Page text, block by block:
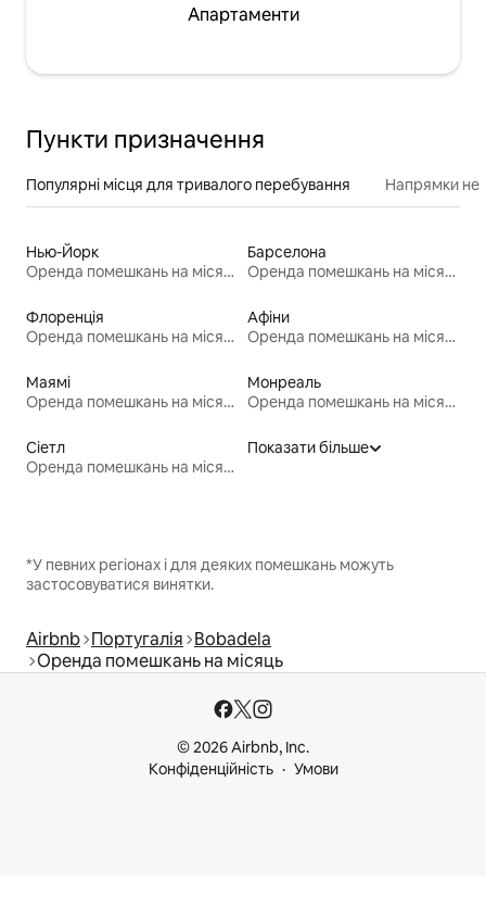
Апартаменти
Пункти призначення
Популярні місця для тривалого перебування Напрямки
Нью-Йорк
Оренда помешкань на місяць
Барселона
Оренда помешкань на місяць
Флоренція
Оренда помешкань на місяць
Афіни
Оренда помешкань на місяць
Маямі
Оренда помешкань на місяць
Монреаль
Оренда помешкань на місяць
Сіетл
Оренда помешкань на місяць
Показати більше
*У певних регіонах і для деяких помешкань можуть
застосовуватися винятки.
Airbnb Португалія Bobadela
Оренда помешкань на місяць
© 2026 Airbnb, Inc.
Конфіденційність
Умови